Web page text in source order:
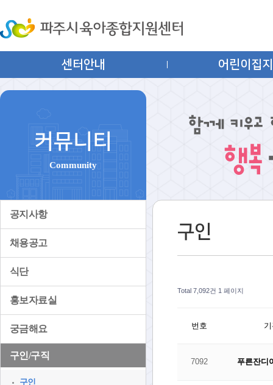
센터안내 어린이집
커뮤니티
Community
공지사항
채용공고
식단
홍보자료실
궁금해요
구인/구직
구인
구인
Total 7,092건 1 페이지
번호
7092 푸른잔디